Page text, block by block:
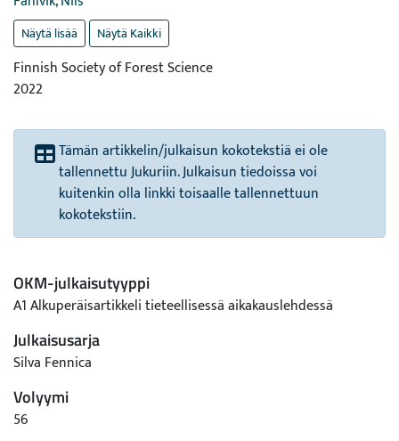
Näytä lisää Näytä Kaikki
Finnish Society of Forest Science
2022
Tämän artikkelin/julkaisun kokotekstiä ei ole
tallennettu Jukuriin. Julkaisun tiedoissa voi
kuitenkin olla linkki toisaalle tallennettuun
kokotekstiin.
OKM-julkaisutyyppi
A1 Alkuperäisartikkeli tieteellisessä aikakauslehdessä
Julkaisusarja
Silva Fennica
Volyymi
56